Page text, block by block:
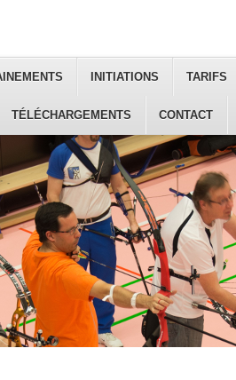
INITIATIONS TARIFS
TÉLÉCHARGEMENTS CONTACT